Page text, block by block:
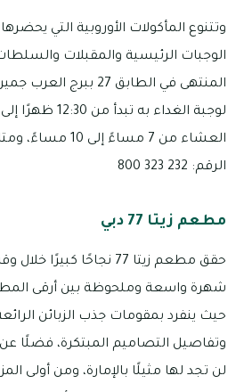
وتتنوع المأكولات الأوروبية التي
الوجبات الرئيسية والمقبلات
المنتهى في الطابق 27
العشاء من 7 مساءً
الرقم: 232 323 800
مطعم زيتا 77 دبي
حقق مطعم زيتا 77 نجاحًا
شهرة واسعة وملحوظة بين أرقى
حيث ينفرد بمقومات جذب الزبائن
وتفاصيل التصاميم المبتكرة، فضلًا عن
لن تجد لها مثيلًا بالإمارة، ومن أولى